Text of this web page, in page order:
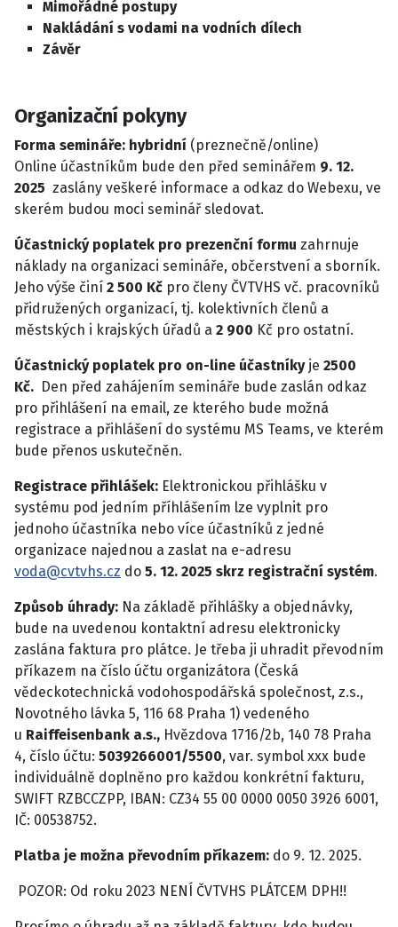
Mimořádné postupy
Nakládání s vodami na vodních dílech
Závěr
Organizační pokyny
Forma semináře: hybridní (preznečně/online)
Online účastníkům bude den před seminářem 9. 12.
2025 zaslány veškeré informace a odkaz do Webexu, ve
skerém budou moci seminář sledovat.
Účastnický poplatek pro prezenční formu zahrnuje
náklady na organizaci semináře, občerstvení a sborník.
Jeho výše činí 2 500 Kč pro členy ČVTVHS vč. pracovníků
přidružených organizací, tj. kolektivních členů a
městských i krajských úřadů a 2 900 Kč pro ostatní.
Účastnický poplatek pro on-line účastníkyje 2500
Kč. Den před zahájením semináře bude zaslán odkaz
pro přihlášení na email, ze kterého bude možná
registrace a přihlášení do systému MS Teams, ve kterém
bude přenos uskutečněn.
Registrace přihlášek: Elektronickou přihlášku v
systému pod jedním příhlášením lze vyplnit pro
jednoho účastníka nebo více účastníků z jedné
organizace najednou a zaslat na e-adresu
voda@cvtvhs.cz do 5. 12. 2025 skrz registrační systém.
Způsob úhrady: Na základě přihlášky a objednávky,
bude na uvedenou kontaktní adresu elektronicky
zaslána faktura pro plátce. Je třeba ji uhradit převodním
příkazem na číslo účtu organizátora (Česká
vědeckotechnická vodohospodářská společnost, z.s.,
Novotného lávka 5, 116 68 Praha 1) vedeného
u Raiffeisenbank a.s., Hvězdova 1716/2b, 140 78 Praha
4, číslo účtu: 5039266001/5500, var. symbol xxx bude
individuálně doplněno pro každou konkrétní fakturu,
SWIFT RZBCCZPP, IBAN: CZ34 55 00 0000 0050 3926 6001,
IČ: 00538752.
Platba je možna převodním příkazem: do 9. 12. 2025.
POZOR: Od roku 2023 NENÍ ČVTVHS PLÁTCEM DPH!!